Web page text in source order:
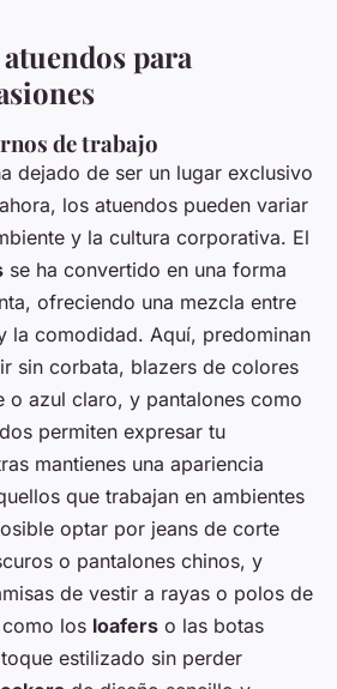
para
de trabajo
dejado de ser un lugar exclusivo
los atuendos pueden variar
y la cultura corporativa. El
se ha convertido en una forma
ofreciendo una mezcla entre
la comodidad. Aquí, predominan
sin corbata, blazers de colores
o azul claro, y pantalones como
permiten expresar tu
mantienes una apariencia
que trabajan en ambientes
optar por jeans de corte
o pantalones chinos, y
de vestir a rayas o polos de
los loafers o las botas
estilizado sin perder